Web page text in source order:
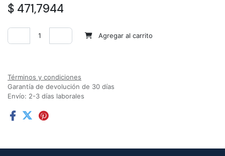
$ 471,7944
Agregar al carrito
Términos y condiciones
Garantía de devolución de 30 días
Envío: 2-3 días laborales